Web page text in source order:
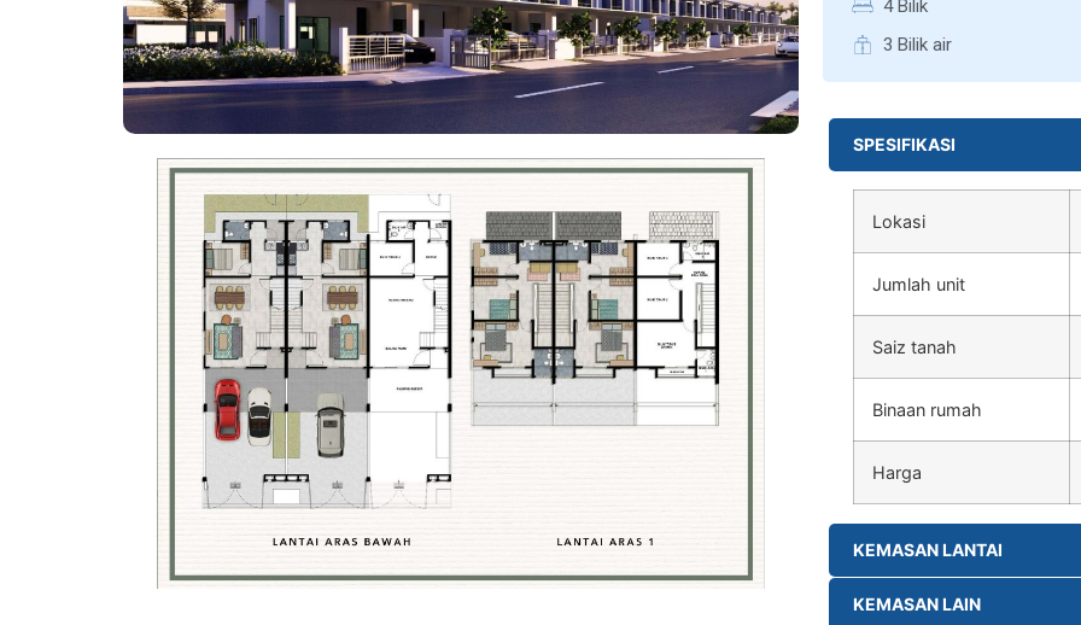
4 Bilik
3 Bilik air
SPESIFIKASI
Lokasi
Jumlah unit
Saiz tanah
Binaan rumah
Harga
KEMASAN LANTAI
KEMASAN LAIN